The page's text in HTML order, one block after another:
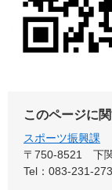
このページに
スポーツ振興課
〒750-8521
下
Tel：083-231-